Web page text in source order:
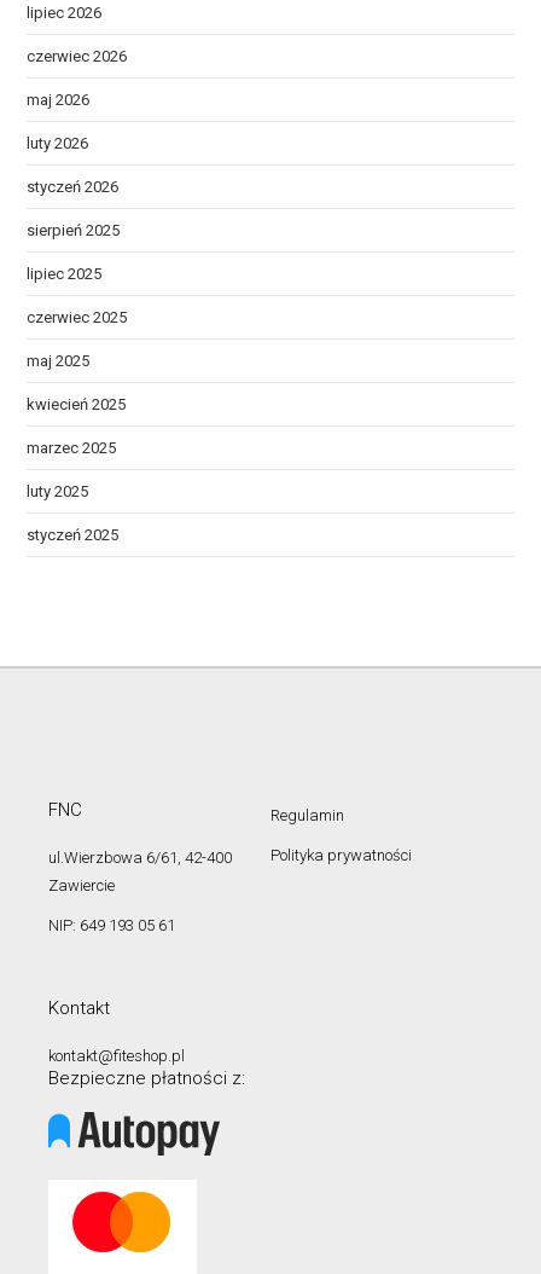
lipiec 2026
czerwiec 2026
maj 2026
luty 2026
styczeń 2026
sierpień 2025
lipiec 2025
czerwiec 2025
maj 2025
kwiecień 2025
marzec 2025
luty 2025
styczeń 2025
FNC
ul.Wierzbowa 6/61, 42-400
Zawiercie
NIP: 649 193 05 61
Regulamin
Polityka prywatności
Kontakt
kontakt@fiteshop.pl
Bezpieczne płatności z: